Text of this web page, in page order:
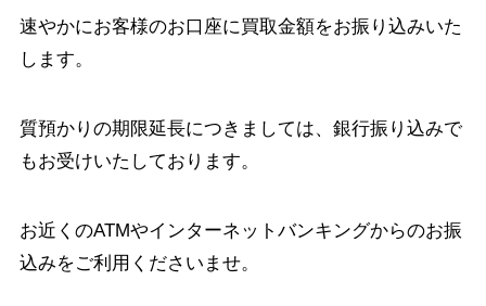
速やかにお客様のお口座に買取金額をお振り込みいた
します。
質預かりの期限延長につきましては、銀行振り込みで
もお受けいたしております。
お近くのATMやインターネットバンキングからのお振
込みをご利用くださいませ。